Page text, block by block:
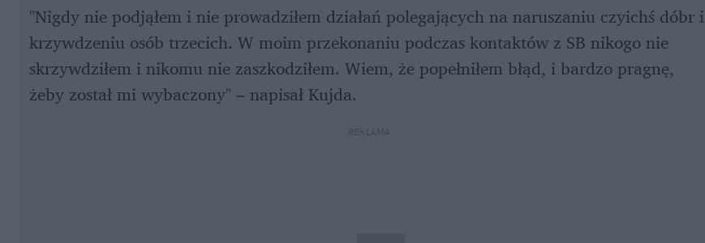
"Nigdy nie podjąłem i nie prowadziłem działań polegających na naruszaniu czyichś dóbr i
krzywdzeniu osób trzecich. W moim przekonaniu podczas kontaktów z SB nikogo nie
skrzywdziłem i nikomu nie zaszkodziłem. Wiem, że popełniłem błąd, i bardzo pragnę,
żeby został mi wybaczony" – napisał Kujda.
REKLAMA